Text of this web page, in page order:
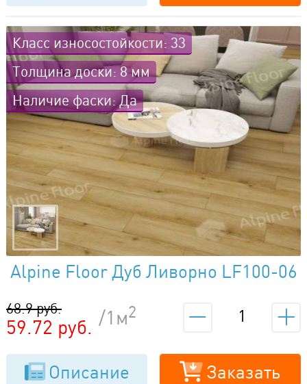
Класс износостойкости: 33
Толщина доски: 8 мм
Наличие фаски: Да
Alpine Floor Дуб Ливорно LF100-06
59.72 руб.
68.9 руб. /1м2
Описание Заказать